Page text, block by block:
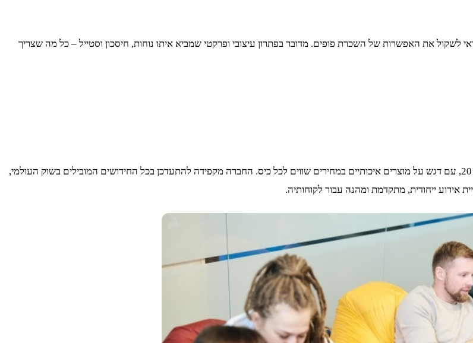
את האפשרות של השכרת פופים. מדובר בפתרון עיצובי ופרקטי שמביא איתו נוחות, חיסכון וסטייל – כל מה שצריך
חברת כיפלנד מציעה שירותי השכרת אטרקציות וציוד לאירועים באיסוף עצמי משנת 2010, עם דגש על מוצרים איכותיים במחירים שווים לכל כיס. החברה מקפידה להתעדכן בכל החידושים המובילים בשוק העולמי,
אירוע ייחודית, מתקדמת ומהנה עבור לקוחותיה.